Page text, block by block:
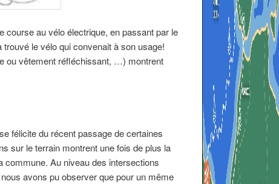
course au vélo électrique, en passant par le
le vélo qui convenait à son usage!
ou vêtement réfléchissant, …) montrent
félicite du récent passage de certaines
sur le terrain montrent une fois de plus la
Au niveau des intersections
avons pu observer que pour un même